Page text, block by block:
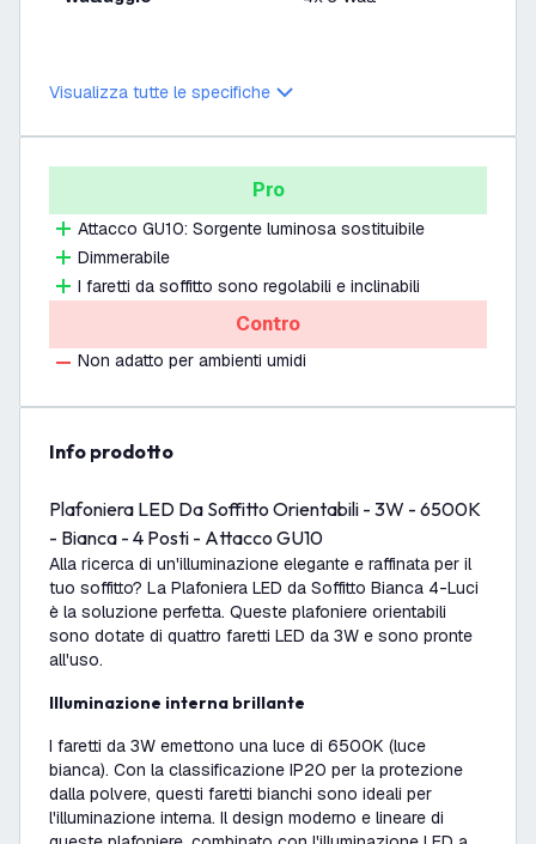
Visualizza tutte le specifiche
Pro
Attacco GU10: Sorgente luminosa sostituibile
Dimmerabile
I faretti da soffitto sono regolabili e inclinabili
Contro
Non adatto per ambienti umidi
info prodotto
Plafoniera LED Da Soffitto Orientabili - 3W - 6500K
- Bianca - 4 Posti - Attacco GU10
Alla ricerca di un'illuminazione elegante e raffinata per il
tuo soffitto? La Plafoniera LED da Soffitto Bianca 4-Luci
è la soluzione perfetta. Queste plafoniere orientabili
sono dotate di quattro faretti LED da 3W e sono pronte
all'uso.
Illuminazione interna brillante
I faretti da 3W emettono una luce di 6500K (luce
bianca). Con la classificazione IP20 per la protezione
dalla polvere, questi faretti bianchi sono ideali per
l'illuminazione interna. Il design moderno e lineare di